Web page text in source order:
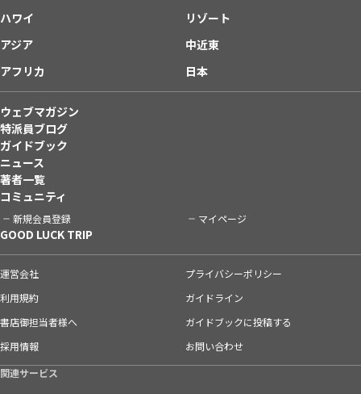
ハワイ
リゾート
アジア
中近東
アフリカ
日本
ウェブマガジン
特派員ブログ
ガイドブック
ニュース
著者一覧
コミュニティ
新規会員登録 マイページ
GOOD LUCK TRIP
運営会社
プライバシーポリシー
利用規約
ガイドライン
書店御担当者様へ
ガイドブックに投稿する
採用情報
お問い合わせ
関連サービス